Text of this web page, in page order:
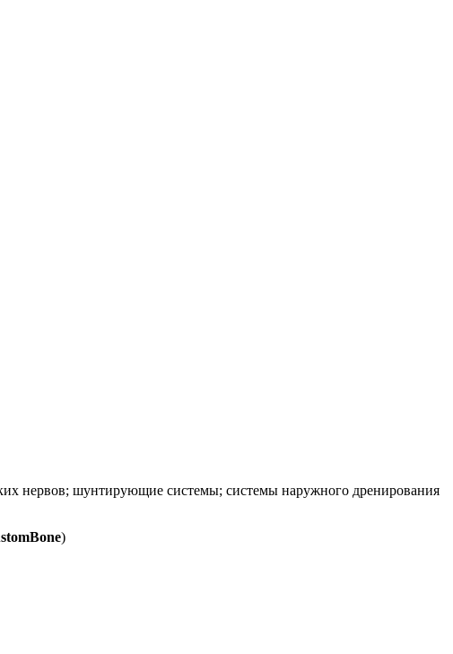
нервов; шунтирующие системы; системы наружного дренирования
)